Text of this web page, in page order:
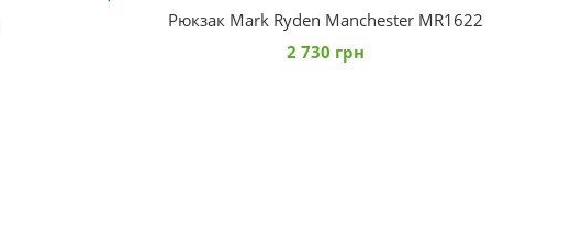
Рюкзак Mark Ryden Manchester MR1622
2 730 грн